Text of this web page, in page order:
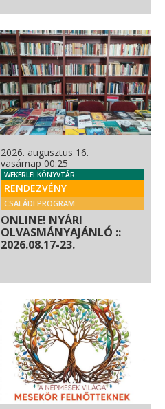
2026. augusztus 16.
vasárnap 00:25
WEKERLEI KÖNYVTÁR
RENDEZVÉNY
CSALÁDI PROGRAM
ONLINE! NYÁRI
OLVASMÁNYAJÁNLÓ ::
2026.08.17-23.